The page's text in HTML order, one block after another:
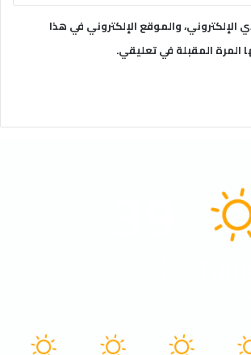
والموقع الإلكتروني في هذا
المرة المقبلة في تعليقي.